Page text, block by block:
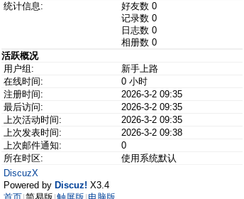
统计信息:
好友数 0
记录数 0
日志数 0
相册数 0
活跃概况
用户组:
新手上路
在线时间:
0 小时
注册时间:
2026-3-2 09:35
最后访问:
2026-3-2 09:35
上次活动时间:
2026-3-2 09:35
上次发表时间:
2026-3-2 09:38
上次邮件通知:
0
所在时区:
使用系统默认
DiscuzX
Powered by Discuz! X3.4